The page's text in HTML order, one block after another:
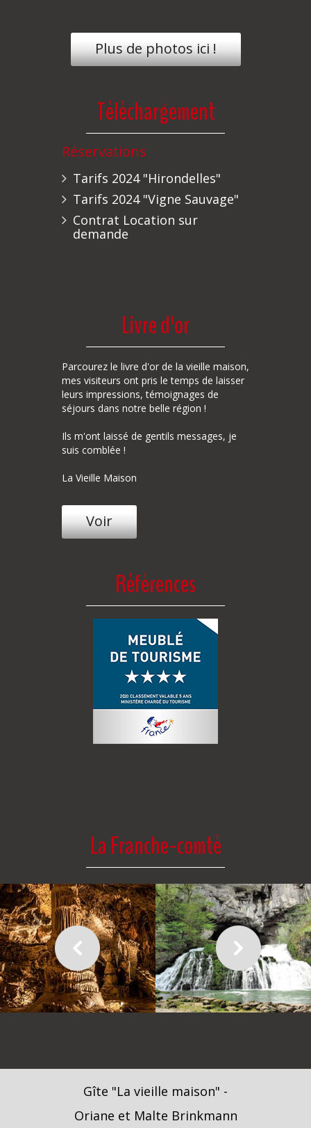
Plus de photos ici !
Téléchargement
Réservations
Tarifs 2024 "Hirondelles"
Tarifs 2024 "Vigne Sauvage"
Contrat Location sur
demande
Livre d'or
Parcourez le livre d'or de la vieille maison,
mes visiteurs ont pris le temps de laisser
leurs impressions, témoignages de
séjours dans notre belle région !
Ils m'ont laissé de gentils messages, je
suis comblée !
La Vieille Maison
Voir
Références
La Franche-comté
Gîte "La vieille maison" -
Oriane et Malte Brinkmann